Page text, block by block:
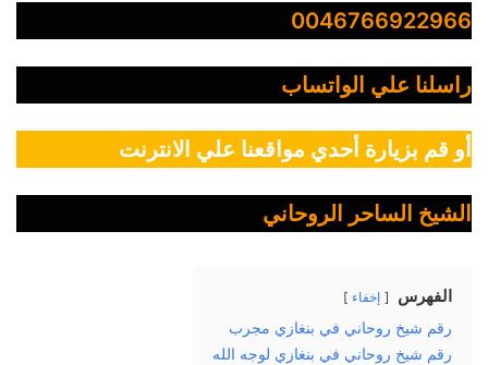
0046766922966
راسلنا علي الواتساب
أو قم بزيارة أحدي مواقعنا علي الانترنت
الشيخ الساحر الروحاني
الفهرس إخفاء
رقم شيخ روحاني في بنغازي مجرب
رقم شيخ روحاني في بنغازي لوجه الله